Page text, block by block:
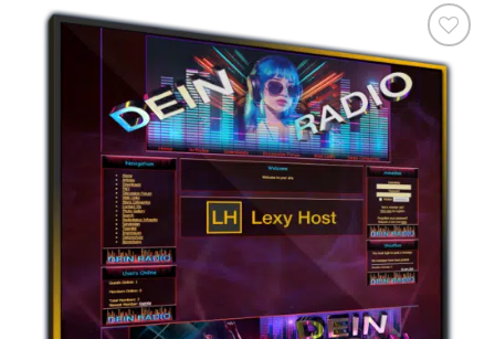
Auf die
Wunschliste
setzen